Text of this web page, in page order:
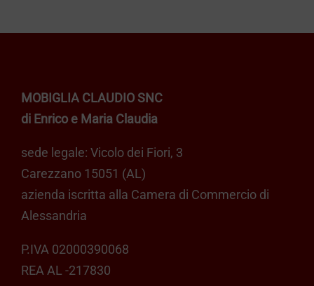
MOBIGLIA CLAUDIO SNC
di Enrico e Maria Claudia
sede legale: Vicolo dei Fiori, 3
Carezzano 15051 (AL)
azienda iscritta alla Camera di Commercio di
Alessandria
P.IVA 02000390068
REA AL -217830